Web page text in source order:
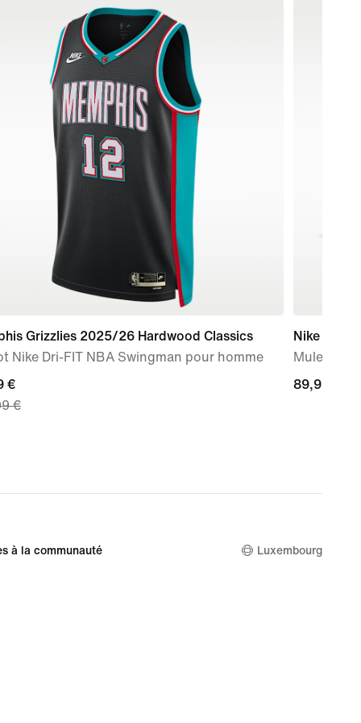
Grizzlies 2025/26 Hardwood Classics
Nike Dri-FIT NBA Swingman pour homme
€
€
€
Nike Mind
Mules
89,99 €
89,99 €
à la communauté Luxembourg